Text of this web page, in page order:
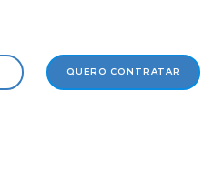
QUERO CONTRATAR